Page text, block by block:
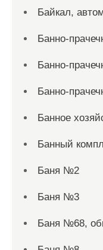
Байкал,
Банно-
Банно-
Банно-
Банное
Банный
Баня №2
Баня №3
Баня №68,